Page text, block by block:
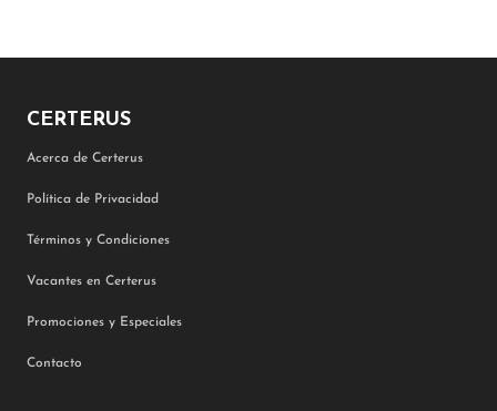
CERTERUS
Acerca de Certerus
Política de Privacidad
Términos y Condiciones
Vacantes en Certerus
Promociones y Especiales
Contacto